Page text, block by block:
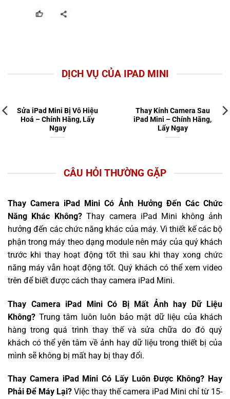
DỊCH VỤ CỦA IPAD MINI
Sửa iPad Mini Bị Vô Hiệu
Hoá – Chính Hãng, Lấy
Ngay
Thay Kính Camera Sau
iPad Mini – Chính Hãng,
Lấy Ngay
CÂU HỎI THƯỜNG GẶP
Thay Camera iPad Mini Có Ảnh Hưởng Đến Các Chức
Năng Khác Không?Thay camera iPad Mini không ảnh
hưởng đến các chức năng khác của máy. Vì thiết kế các bộ
phận trong máy theo dạng module nên máy của quý khách
trước khi thay hoạt động tốt thì sau khi thay xong chức
năng máy vẫn hoạt động tốt. Quý khách có thể xem video
trên để biết được cách thay camera iPad Mini.
Thay Camera iPad Mini Có Bị Mất Ảnh hay Dữ Liệu
Không? Trung tâm luôn luôn bảo mật dữ liệu của khách
hàng trong quá trình thay thế và sửa chữa do đó quý
khách có thể yên tâm về ảnh hay dữ liệu trong thiết bị của
mình sẽ không bị mất hay bị thay đổi.
Thay Camera iPad Mini Có Lấy Luôn Được Không? Hay
Phải Để Máy Lại? Việc thay thế camera iPad Mini chỉ từ 15-